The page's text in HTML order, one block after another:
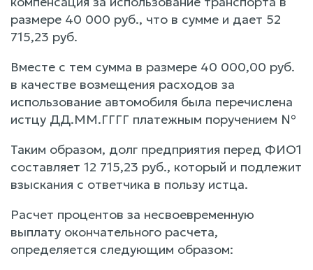
размере 40 000 руб., что в сумме и дает 52
715,23 руб.
Вместе с тем сумма в размере 40 000,00 руб.
в качестве возмещения расходов за
использование автомобиля была перечислена
истцу ДД.ММ.ГГГГ платежным поручением №
Таким образом, долг предприятия перед ФИО1
составляет 12 715,23 руб., который и подлежит
взыскания с ответчика в пользу истца.
Расчет процентов за несвоевременную
выплату окончательного расчета,
определяется следующим образом: